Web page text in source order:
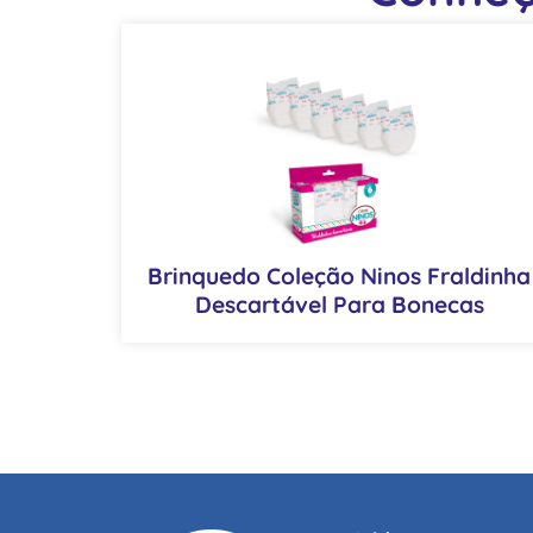
Brinquedo Coleção Ninos Fraldinha
Descartável Para Bonecas